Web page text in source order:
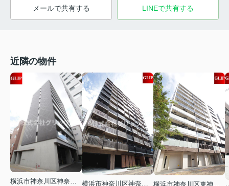
メールで共有する LINEで共有する
近隣の物件